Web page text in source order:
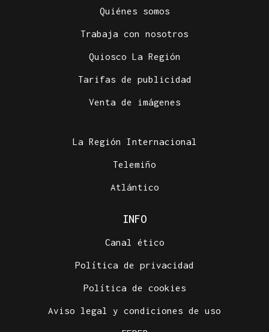
Quiénes somos
Trabaja con nosotros
Quiosco La Región
Tarifas de publicidad
Venta de imágenes
La Región Internacional
Telemiño
Atlántico
INFO
Canal ético
Política de privacidad
Política de cookies
Aviso legal y condiciones de uso